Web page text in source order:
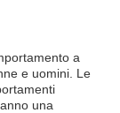
a
e uomini. Le
una